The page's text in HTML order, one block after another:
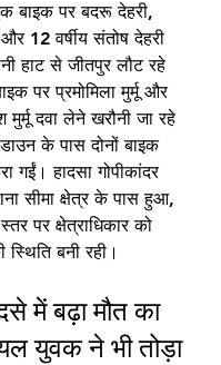
बाइक पर बदरू देहरी,
12 वर्षीय संतोष देहरी
हाट से जीतपुर लौट रहे
पर प्रमोमिला मुर्मू और
दवा लेने खरौनी जा रहे
के पास दोनों बाइक
गईं। हादसा गोपीकांदर
सीमा क्षेत्र के पास हुआ,
पर क्षेत्राधिकार को
बनी रही।
में बढ़ा मौत का
युवक ने भी तोड़ा